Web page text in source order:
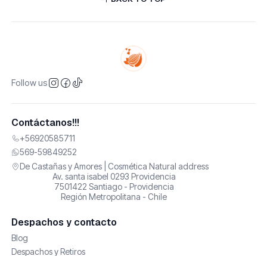
Follow us
Contáctanos!!!
+56920585711
569-59849252
De Castañas y Amores | Cosmética Natural address
Av. santa isabel 0293 Providencia
7501422 Santiago - Providencia
Región Metropolitana - Chile
Despachos y contacto
Blog
Despachos y Retiros